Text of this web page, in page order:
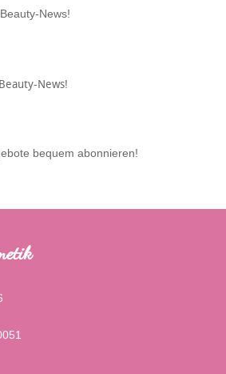
News!
News!
bequem abonnieren!